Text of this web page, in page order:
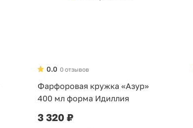
0 отзывов
0.0
Фарфоровая кружка «Азур»
400 мл форма Идиллия
3 320 ₽